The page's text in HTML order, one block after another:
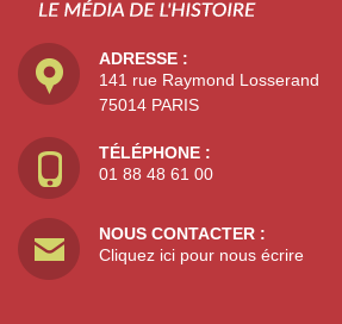
ADRESSE :
141 rue Raymond Losserand
75014 PARIS
TÉLÉPHONE :
01 88 48 61 00
NOUS CONTACTER :
Cliquez ici pour nous écrire